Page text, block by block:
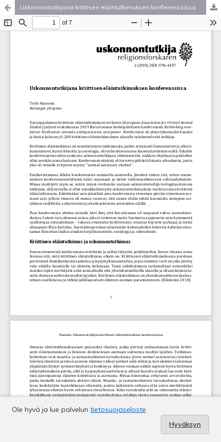
Uskonnontutkijana kriittisen eläintutkimuksen konferenssissa
Ole hyvä ja lue palvelun tietosuojaseloste
Hyväksyn
Tieteellisten seurain valtuuskunta